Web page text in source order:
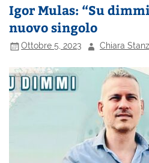
Igor Mulas: “Su
nuovo singolo
Ottobre 5, 2023 Chiara